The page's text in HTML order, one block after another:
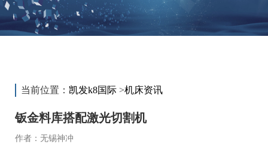
当前位置： 凯发k8国际>机床资讯
钣金料库搭配激光切割机
作者：无锡神冲